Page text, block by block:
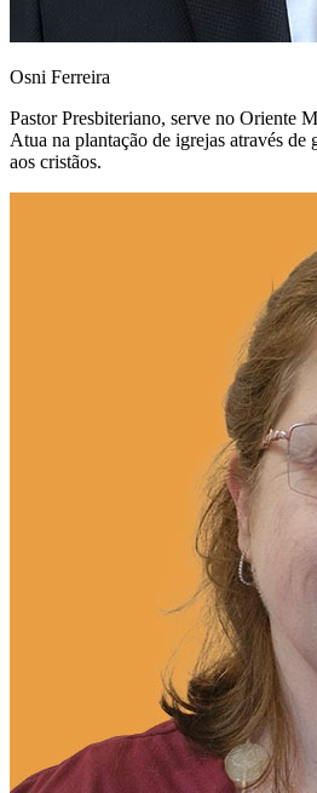
Osni Ferreira
Pastor Presbiteriano, serve no Oriente
Atua na plantação de igrejas através de
aos cristãos.